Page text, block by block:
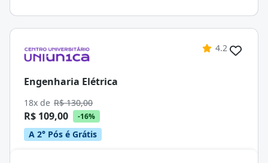
4.2
Engenharia Elétrica
18x de R$ 130,00
R$ 109,00 -16%
A 2° Pós é Grátis